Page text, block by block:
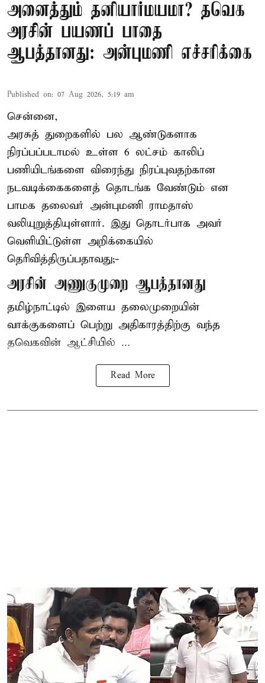
அனைத்தும் தனியார்மயமா? தவெக
அரசின் பயணப் பாதை
ஆபத்தானது: அன்புமணி எச்சரிக்கை
Published on: 07 Aug 2026, 5:19 am
சென்னை,
அரசுத் துறைகளில் பல ஆண்டுகளாக
நிரப்பப்படாமல் உள்ள 6 லட்சம் காலிப்
பணியிடங்களை விரைந்து நிரப்புவதற்கான
நடவடிக்கைகளைத் தொடங்க வேண்டும் என
பாமக தலைவர் அன்புமணி ராமதாஸ்
வலியுறுத்தியுள்ளார். இது தொடர்பாக அவர்
வெளியிட்டுள்ள அறிக்கையில்
தெரிவித்திருப்பதாவது;-
அரசின் அணுகுமுறை ஆபத்தானது
தமிழ்நாட்டில் இளைய தலைமுறையின்
வாக்குகளைப் பெற்று அதிகாரத்திற்கு வந்த
தவெகவின் ஆட்சியில் ...
Read More